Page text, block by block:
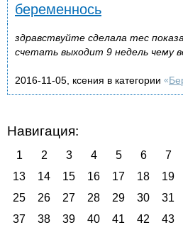
беременнось
здравствуйте сделала тес
счетать выходит 9 недель чему
2016-11-05, ксения в категории «
Навигация:
1 2 3 4 5 6 7
13
14 15 16 17 18 19
25
26 27 28 29 30 31
37
38 39 40 41 42 43